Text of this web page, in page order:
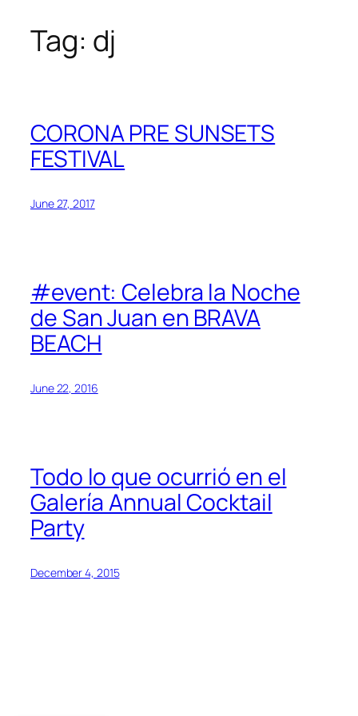
SkipTag: dj
CORONA PRE SUNSETS
FESTIVAL
June 27, 2017
#event: Celebra la Noche
de San Juan en BRAVA
BEACH
June 22, 2016
Todo lo que ocurrió en el
Galería Annual Cocktail
Party
December 4, 2015